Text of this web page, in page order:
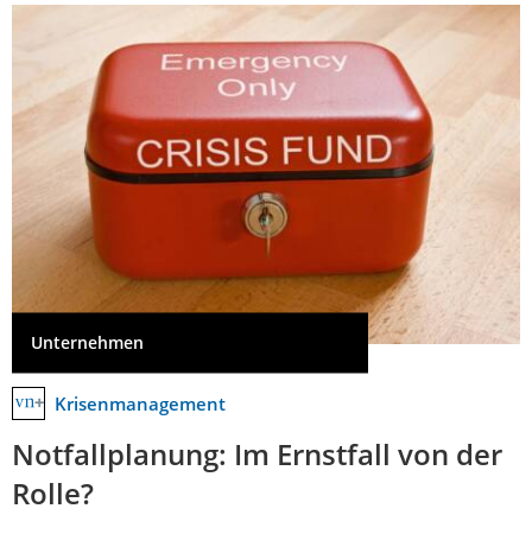
Unternehmen
Krisenmanagement
Notfallplanung: Im Ernstfall von der
Rolle?